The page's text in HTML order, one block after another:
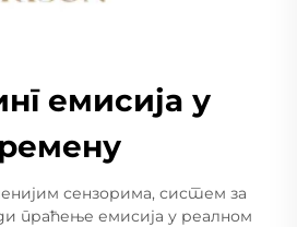
емисија у
сензорима, систем за
праћење емисија у реалном